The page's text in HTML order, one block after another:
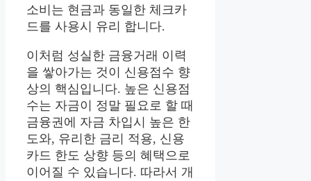
소비는 현금과 동일한 체크카
드를 사용시 유리 합니다.
이처럼 성실한 금융거래 이력
을 쌓아가는 것이 신용점수 향
상의 핵심입니다. 높은 신용점
수는 자금이 정말 필요로 할 때
금융권에 자금 차입시 높은 한
도와, 유리한 금리 적용, 신용
카드 한도 상향 등의 혜택으로
이어질 수 있습니다. 따라서 개